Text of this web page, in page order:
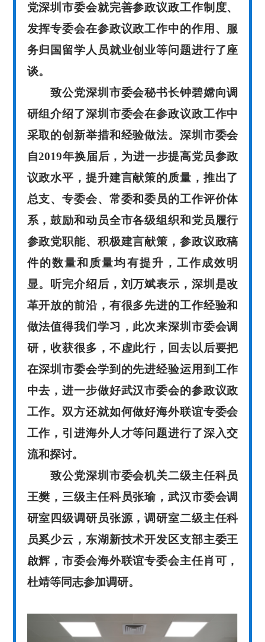
党深圳市委会就完善参政议政工作制度、
发挥专委会在参政议政工作中的作用、服
务归国留学人员就业创业等问题进行了座
谈。
致公党深圳市委会秘书长钟碧嫦向调
研组介绍了深圳市委会在参政议政工作中
采取的创新举措和经验做法。深圳市委会
自2019年换届后，为进一步提高党员参政
议政水平，提升建言献策的质量，推出了
总支、专委会、常委和委员的工作评价体
系，鼓励和动员全市各级组织和党员履行
参政党职能、积极建言献策， 参政议政稿
件的数量和质量均有提升，工作成效明
显。听完介绍后，刘万斌表示，深圳是改
革开放的前沿，有很多先进的工作经验和
做法值得我们学习，此次来深圳市委会调
研，收获很多，不虚此行，回去以后要把
在深圳市委会学到的先进经验运用到工作
中去，进一步做好武汉市委会的参政议政
工作。双方还就如何做好海外联谊专委会
工作，引进海外人才等问题进行了深入交
流和探讨。
致公党深圳市委会机关二级主任科员
王樊，三级主任科员张瑜，武汉市委会调
研室四级调研员张源，调研室二级主任科
员奚少云，东湖新技术开发区支部主委王
啟辉，市委会海外联谊专委会主任肖可，
杜靖等同志参加调研。